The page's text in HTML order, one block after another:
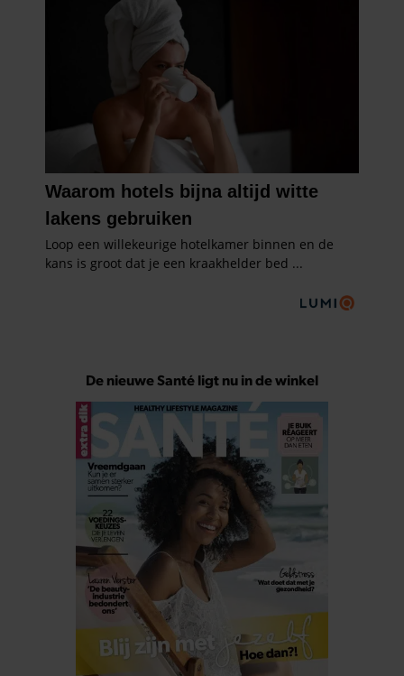
De nieuwe Santé ligt nu in de winkel